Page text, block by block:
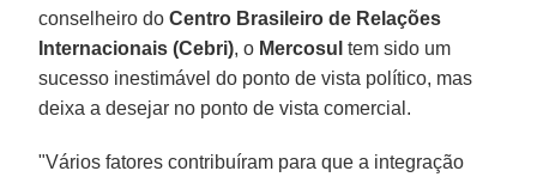
conselheiro doCentro Brasileiro de Relações
Internacionais (Cebri), o Mercosul tem sido um
sucesso inestimável do ponto de vista político, mas
deixa a desejar no ponto de vista comercial.
"Vários fatores contribuíram para que a integração